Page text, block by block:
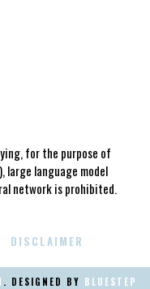
for the purpose of
language model
network is prohibited.
DISCLAIMER
. DESIGNED BY BLUESTEP